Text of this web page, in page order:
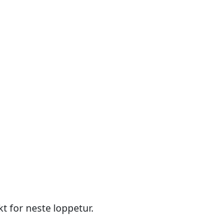
for neste loppetur.